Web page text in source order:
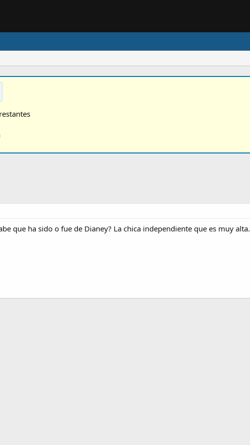
que ha sido o fue de Dianey? La chica independiente que es muy alta.
electrónico